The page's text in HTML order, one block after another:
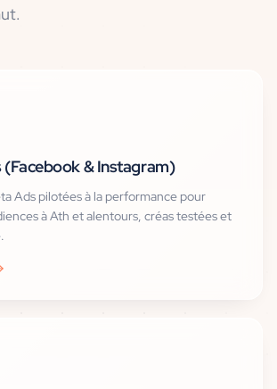
.
(Facebook & Instagram)
Ads pilotées à la performance pour
à Ath et alentours, créas testées et